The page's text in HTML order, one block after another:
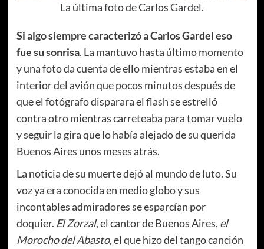
La última foto de Carlos Gardel.
Si algo siempre caracterizó a Carlos Gardel eso
fue su sonrisa. La mantuvo hasta último momento
y una foto da cuenta de ello mientras estaba en el
interior del avión que pocos minutos después de
que el fotógrafo disparara el flash se estrelló
contra otro mientras carreteaba para tomar vuelo
y seguir la gira que lo había alejado de su querida
Buenos Aires unos meses atrás.
La noticia de su muerte dejó al mundo de luto. Su
voz ya era conocida en medio globo y sus
incontables admiradores se esparcían por
doquier. El Zorzal, el cantor de Buenos Aires, el
Morocho del Abasto, el que hizo del tango canción